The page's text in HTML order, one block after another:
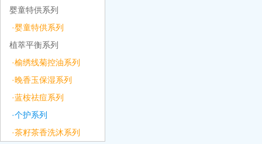
婴童特供系列
·婴童特供系列
植萃平衡系列
·榆绣线菊控油系列
·晚香玉保湿系列
·蓝桉祛痘系列
·个护系列
·茶籽茶香洗沐系列